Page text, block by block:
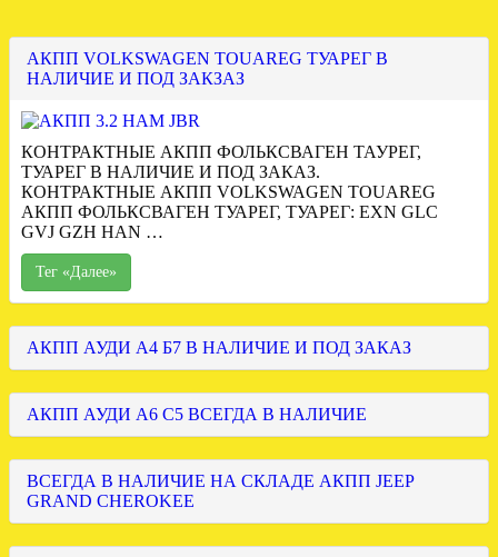
АКПП VOLKSWAGEN TOUAREG ТУАРЕГ В
НАЛИЧИЕ И ПОД ЗАКЗАЗ
КОНТРАКТНЫЕ АКПП ФОЛЬКСВАГЕН ТАУРЕГ,
ТУАРЕГ В НАЛИЧИЕ И ПОД ЗАКАЗ.
КОНТРАКТНЫЕ АКПП VOLKSWAGEN TOUAREG
АКПП ФОЛЬКСВАГЕН ТУАРЕГ, ТУАРЕГ: EXN GLC
GVJ GZH HAN …
Тег «Далее»
АКПП АУДИ А4 Б7 В НАЛИЧИЕ И ПОД ЗАКАЗ
АКПП АУДИ А6 С5 ВСЕГДА В НАЛИЧИЕ
ВСЕГДА В НАЛИЧИЕ НА СКЛАДЕ АКПП JEEP
GRAND CHEROKEE